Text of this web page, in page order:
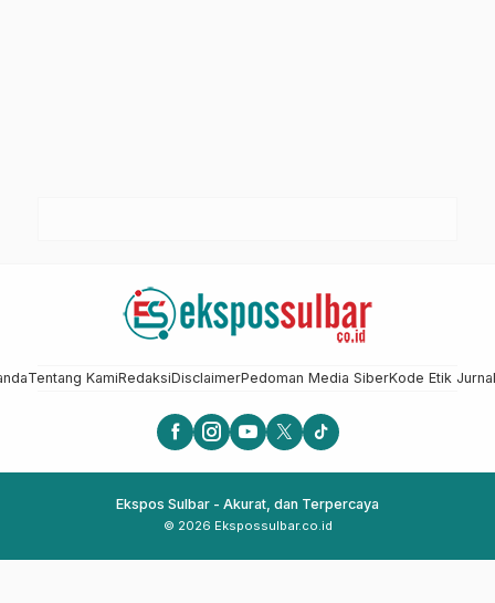
Tentang KamiRedaksiDisclaimerPedoman Media SiberKode Etik
Ekspos Sulbar - Akurat, dan Terpercaya
© 2026 Ekspossulbar.co.id